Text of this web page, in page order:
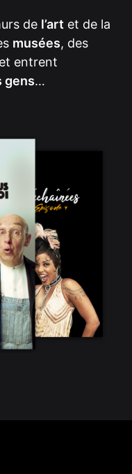
de l’art et de la
musées, des
et entrent
gens…